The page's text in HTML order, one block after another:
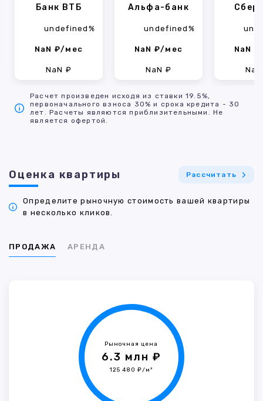
Банк ВТБ
undefined%
NaN ₽/мес
NaN ₽
Альфа-банк
undefined%
NaN ₽/мес
NaN ₽
NaN
Расчет произведен исходя из ставки 19.5%,
первоначального взноса 30% и срока кредита - 30
лет. Расчеты являются приблизительными. Не
является офертой.
Оценка квартиры Рассчитать
Определите рыночную стоимость вашей квартиры
в несколько кликов.
ПРОДАЖА АРЕНДА
Рыночная цена
6.3 млн ₽
125 480 ₽/м²